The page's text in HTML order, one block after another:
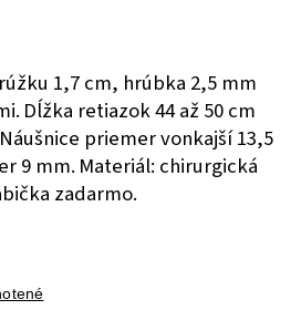
1,7 cm, hrúbka 2,5 mm
Dĺžka retiazok 44 až 50 cm
Náušnice priemer vonkajší 13,5
9 mm. Materiál: chirurgická
zadarmo.